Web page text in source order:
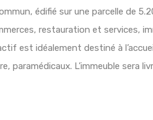
édifié sur une parcelle de
restauration et services,
est idéalement destiné à
paramédicaux. L’immeuble sera